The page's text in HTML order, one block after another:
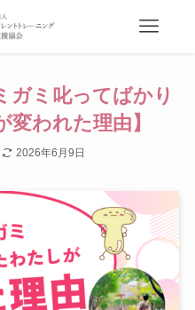
ガミ叱ってばかり
われた理由】
2026年6月9日